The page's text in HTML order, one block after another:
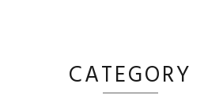
CATEGORY